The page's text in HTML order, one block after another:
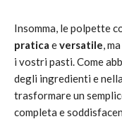
Insomma, le polpette
pratica eversatile,
i vostri pasti. Come
degli ingredienti e
trasformare un
completa e